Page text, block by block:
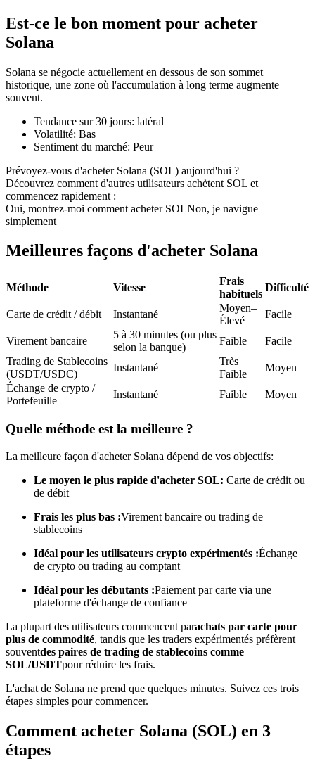
premières
Futures USDC
Futures utilisant l'USDC comme garantie
Rejoignez les meilleurs traders
Profitez du partage des bénéfices et des commissions de copy
Analyse de mégadonnées, y compris des informations
Est-ce le bon moment pour acheter
Solana
Solana se négocie actuellement en dessous de son sommet
historique, une zone où l'accumulation à long terme augmente
souvent.
Tendance sur 30 jours: latéral
Volatilité: Bas
Sentiment du marché: Peur
Prévoyez-vous d'acheter Solana (SOL) aujourd'hui ?
Découvrez comment d'autres utilisateurs achètent SOL et
commencez rapidement :
Oui, montrez-moi comment acheter SOLNon, je navigue
simplement
Meilleures façons d'acheter Solana
Méthode Vitesse
Frais
habituels
Difficulté
Carte de crédit / débit Instantané
Moyen–
Élevé
Facile
Virement bancaire
5 à 30 minutes (ou plus
selon la banque)
Faible
Facile
Trading de Stablecoins
(USDT/USDC)
Instantané
Très
Faible
Moyen
Échange de crypto /
Portefeuille
Instantané Faible Moyen
Quelle méthode est la meilleure ?
La meilleure façon d'acheter Solana dépend de vos objectifs:
Le moyen le plus rapide d'acheter SOL: Carte de crédit ou
de débit
Frais les plus bas :Virement bancaire ou trading de
stablecoins
Idéal pour les utilisateurs crypto expérimentés :Échange
de crypto ou trading au comptant
Idéal pour les débutants :Paiement par carte via une
plateforme d'échange de confiance
La plupart des utilisateurs commencent parachats par carte pour
plus de commodité, tandis que les traders expérimentés préfèrent
souventdes paires de trading de stablecoins comme
SOL/USDTpour réduire les frais.
L'achat de Solana ne prend que quelques minutes. Suivez ces trois
étapes simples pour commencer.
Comment acheter Solana (SOL) en 3
étapes